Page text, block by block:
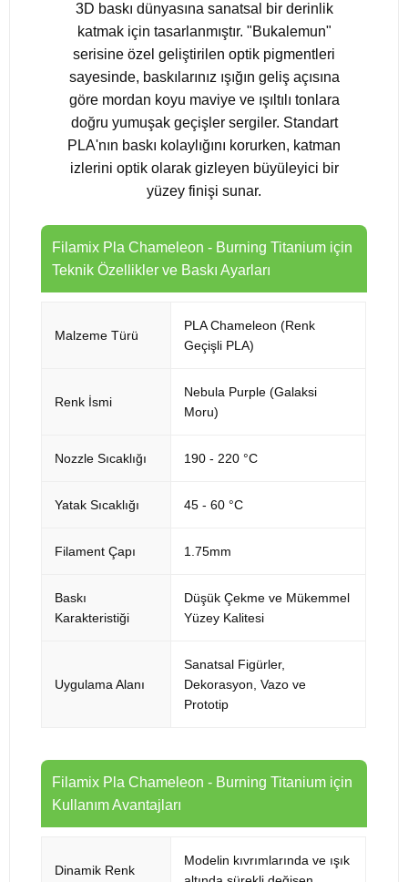
3D baskı dünyasına sanatsal bir derinlik
katmak için tasarlanmıştır. "Bukalemun"
serisine özel geliştirilen optik pigmentleri
sayesinde, baskılarınız ışığın geliş açısına
göre mordan koyu maviye ve ışıltılı tonlara
doğru yumuşak geçişler sergiler. Standart
PLA'nın baskı kolaylığını korurken, katman
izlerini optik olarak gizleyen büyüleyici bir
yüzey finişi sunar.
Filamix Pla Chameleon - Burning Titanium için
Teknik Özellikler ve Baskı Ayarları
Malzeme Türü
PLA Chameleon (Renk
Geçişli PLA)
Renk İsmi
Nebula Purple (Galaksi
Moru)
Nozzle Sıcaklığı 190 - 220 °C
Yatak Sıcaklığı 45 - 60 °C
Filament Çapı 1.75mm
Baskı
Karakteristiği
Düşük Çekme ve Mükemmel
Yüzey Kalitesi
Uygulama Alanı
Sanatsal Figürler,
Dekorasyon, Vazo ve
Prototip
Filamix Pla Chameleon - Burning Titanium için
Kullanım Avantajları
Dinamik Renk
Modelin kıvrımlarında ve ışık